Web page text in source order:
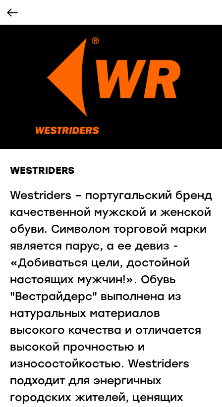
WESTRIDERS
Westriders – португальский бренд
качественной мужской и женской
обуви. Символом торговой марки
является парус, а ее девиз -
«Добиваться цели, достойной
настоящих мужчин!». Обувь
"Вестрайдерс" выполнена из
натуральных материалов
высокого качества и отличается
высокой прочностью и
износостойкостью. Westriders
подходит для энергичных
городских жителей, ценящих